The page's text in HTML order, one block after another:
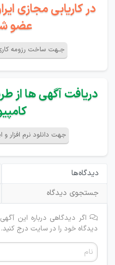
در کاریابی مجازی
عضو
جـهت ساخت رزومه
دریافت آگهی ها از
جهت دانلود نرم افزار و
دیدگاه‌ها
جستجوی دیدگاه
اگر دیدگاهی درباره این
دیدگاه خود را در سایت درج کنید.